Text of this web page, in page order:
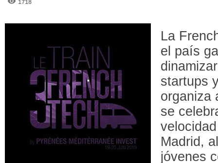
1718
La
el país
startups
organiza
se
Madrid,
jóvenes